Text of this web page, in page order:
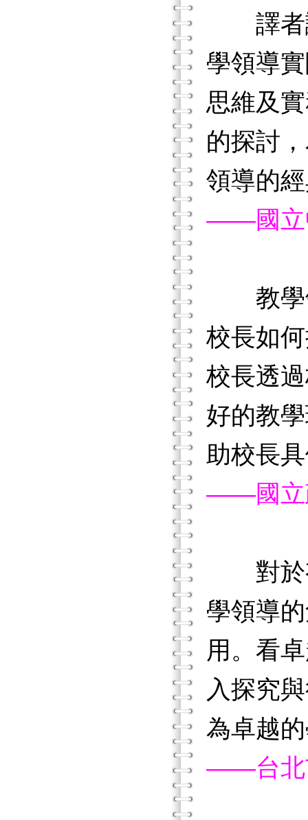
譯
學領導
思維及
的探討
領導的
——國立
教
校長如
校長透
好的教
助校長
——國立
對
學領導
用。看
入探究
為卓越
——台北